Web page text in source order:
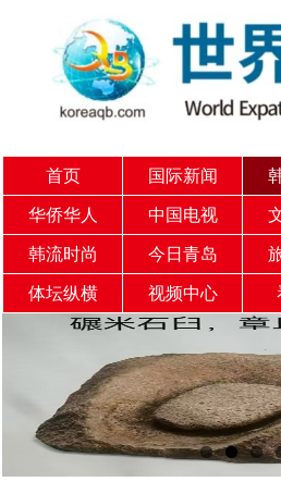
首页 国际新闻
华侨华人 中国电视
韩流时尚 今日青岛
体坛纵横 视频中心